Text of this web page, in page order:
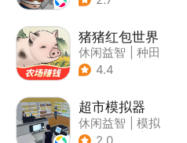
猪猪红包世界
休闲益智
种田
| 田园生活
4.4
超市模拟器
休闲益智
模拟
| 文字游戏